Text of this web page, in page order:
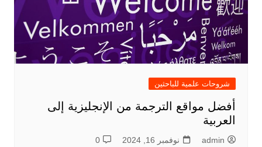
شروحات علمية للباحثين
أفضل مواقع الترجمة من الإنجليزية إلى
العربية
admin نوفمبر 16, 2024 0